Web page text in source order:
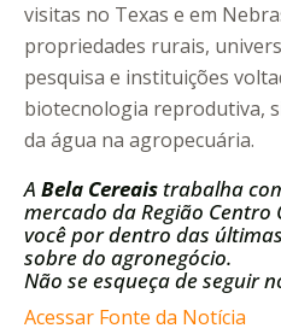
visitas no Texas e em
propriedades rurais,
pesquisa e instituições
biotecnologia reprodutiva,
da água na agropecuária.
A Bela Cereais trabalha
mercado da Região Centro
você por dentro das
sobre do agronegócio.
Não se esqueça de seguir
Acessar Fonte da Notícia